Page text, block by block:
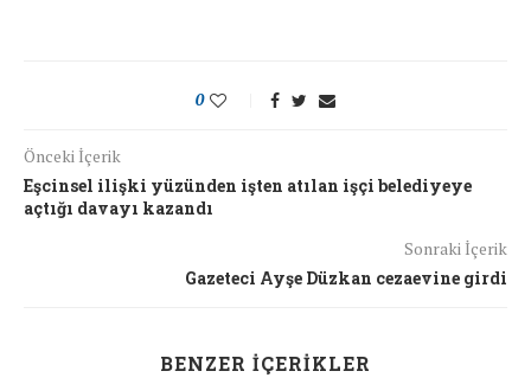
0
Önceki İçerik
Eşcinsel ilişki yüzünden işten atılan işçi belediyeye
açtığı davayı kazandı
Sonraki İçerik
Gazeteci Ayşe Düzkan cezaevine girdi
BENZER İÇERIKLER